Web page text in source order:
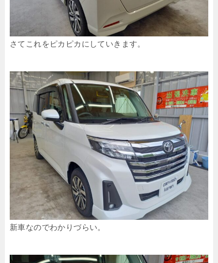
さてこれをピカピカにしていきます。
新車なのでわかりづらい。